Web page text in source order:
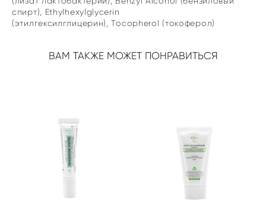
спирт), Ethylhexylglycerin
(этилгексилглицерин), Tocopherol (токоферол)
ВАМ ТАКЖЕ МОЖЕТ ПОНРАВИТЬСЯ